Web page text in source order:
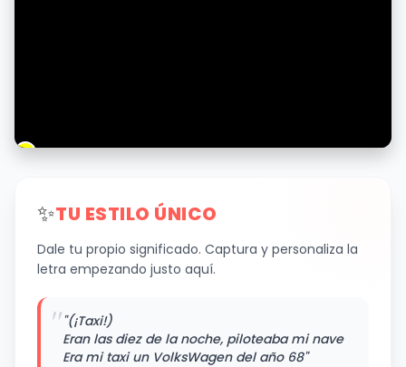
✨TU ESTILO ÚNICO
Dale tu propio significado. Captura y personaliza la
letra empezando justo aquí.
""(¡Taxi!)
Eran las diez de la noche, piloteaba mi nave
Era mi taxi un VolksWagen del año 68"